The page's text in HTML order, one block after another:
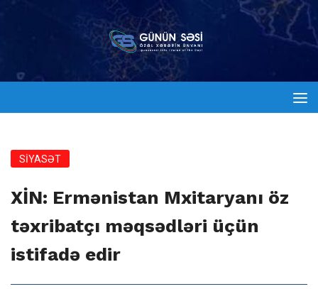
SİYASƏT
XİN: Ermənistan Mxitaryanı öz
təxribatçı məqsədləri üçün
istifadə edir